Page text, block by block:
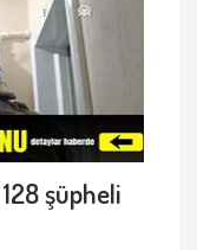
şüpheli